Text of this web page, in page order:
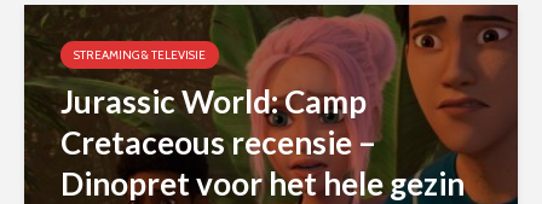
STREAMING & TELEVISIE
Jurassic World: Camp
Cretaceous recensie –
Dinopret voor het hele gezin